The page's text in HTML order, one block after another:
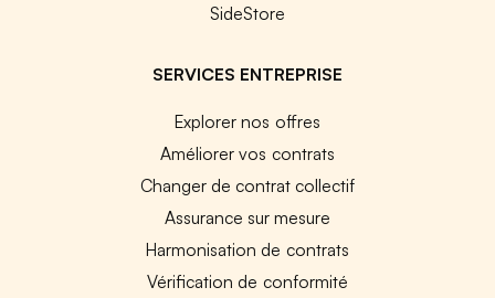
SideStore
SERVICES ENTREPRISE
Explorer nos offres
Améliorer vos contrats
Changer de contrat collectif
Assurance sur mesure
Harmonisation de contrats
Vérification de conformité